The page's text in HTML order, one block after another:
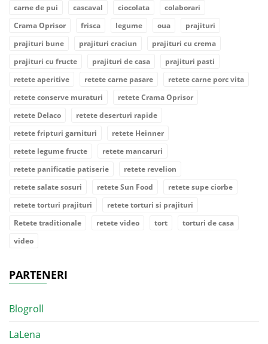
carne de pui
cascaval ciocolata
colaborari
Crama Oprisor
frisca legume oua
prajituri
prajituri bune
prajituri craciun
prajituri cu crema
prajituri cu fructe
prajituri de casa
prajituri pasti
retete aperitive
retete carne pasare
retete carne porc vita
retete conserve muraturi
retete Crama Oprisor
retete Delaco
retete deserturi rapide
retete fripturi garnituri
retete Heinner
retete legume fructe
retete mancaruri
retete panificatie patiserie
retete revelion
retete salate sosuri
retete Sun Food
retete supe ciorbe
retete torturi prajituri
retete torturi si prajituri
Retete traditionale
retete video tort
torturi de casa
video
PARTENERI
Blogroll
LaLena